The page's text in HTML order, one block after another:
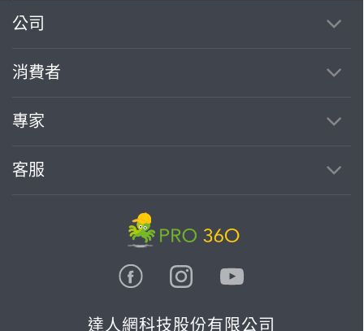
公司
消費者
專家
客服
達人網科技股份有限公司